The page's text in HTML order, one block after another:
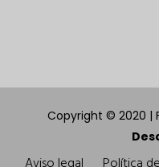
Copyright © 2020 |